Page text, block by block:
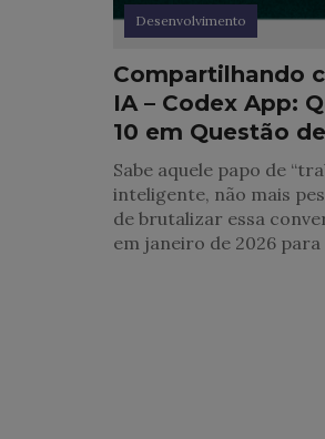
Desenvolvimento
Compartilhando
IA – Codex App:
10 em Questão
Sabe aquele papo de
inteligente, não mais
de brutalizar essa
em janeiro de 2026 para